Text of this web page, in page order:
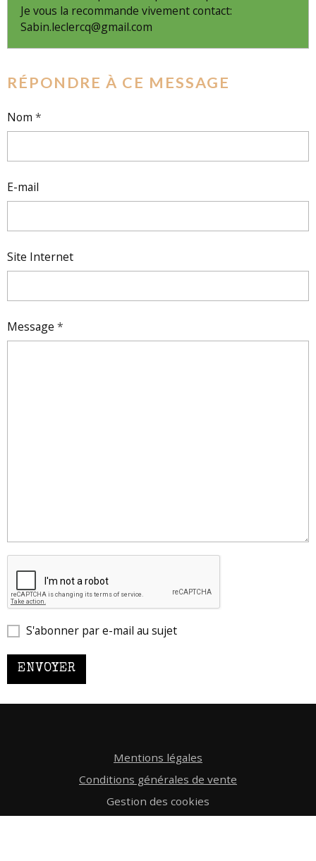
Je vous la recommande vivement contact:
Sabin.leclercq@gmail.com
RÉPONDRE À CE MESSAGE
Nom
E-mail
Site Internet
Message
S'abonner par e-mail au sujet
ENVOYER
Mentions légales
Conditions générales de vente
Gestion des cookies